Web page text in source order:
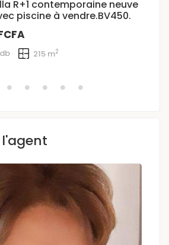
R+1 contemporaine neuve
piscine à vendre.BV450.
215 m2